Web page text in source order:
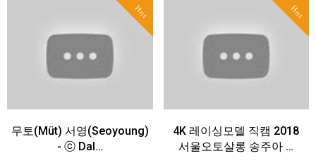
Hot
무토(Müt) 서영(Seoyoung)
- ⓒ Dal…
Hot
4K 레이싱모델 직캠 2018
서울오토살롱 송주아 …